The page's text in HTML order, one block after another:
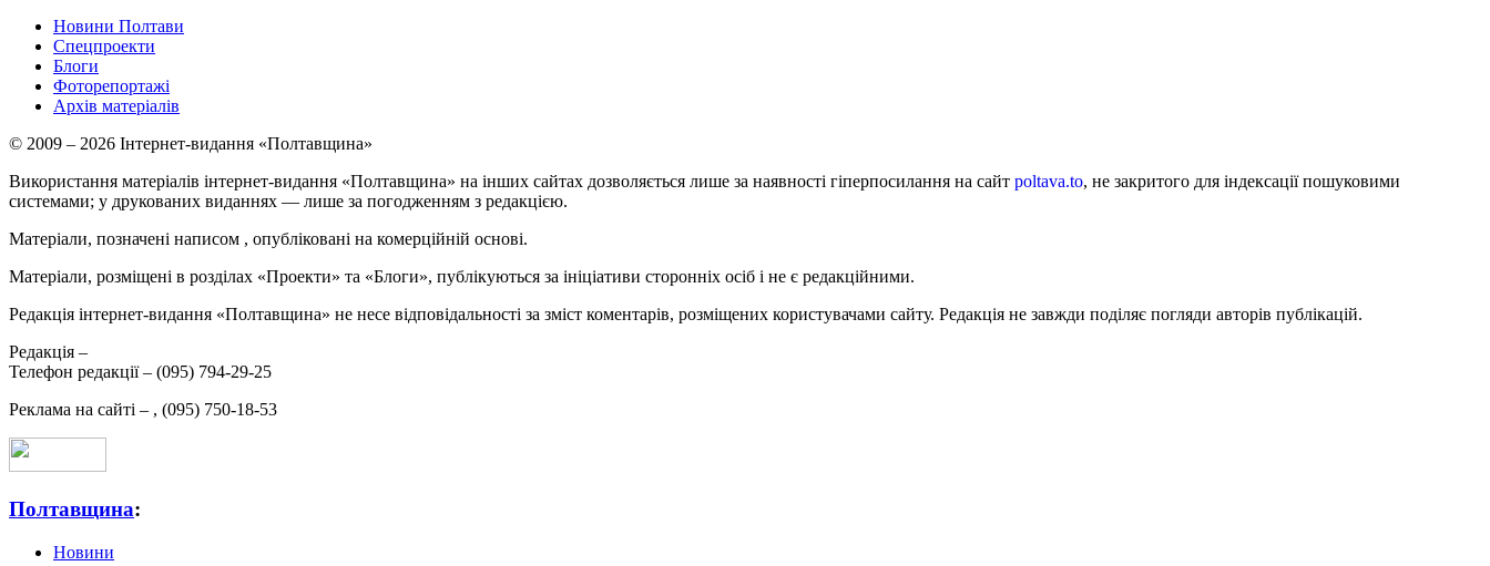
Новини Полтави
Спецпроекти
Блоги
Фоторепортажі
Архів матеріалів
© 2009 – 2026 Інтернет-видання «Полтавщина»
Використання матеріалів інтернет-видання «Полтавщина» на інших сайтах дозволяється лише за наявності гіперпосилання на сайт poltava.to, не закритого для індексації пошуковими
системами; у друкованих виданнях — лише за погодженням з редакцією.
Матеріали, позначені написом , опубліковані на комерційній основі.
Матеріали, розміщені в розділах «Проекти» та «Блоги», публікуються за ініціативи сторонніх осіб і не є редакційними.
Редакція інтернет-видання «Полтавщина» не несе відповідальності за зміст коментарів, розміщених користувачами сайту. Редакція не завжди поділяє погляди авторів публікацій.
Редакція –
Телефон редакції – (095) 794-29-25
Реклама на сайті – , (095) 750-18-53
Полтавщина:
Новини